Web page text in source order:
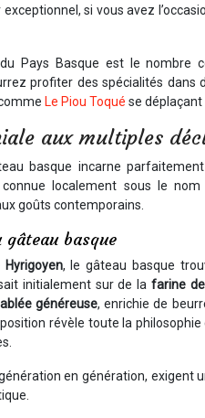
si vous avez
Pays Basque est le nombre
profiter des spécialités dans
Le Piou Toqué se déplaçant
aux multiples
basque incarne
localement sous le nom
goûts contemporains.
basque
Hyrigoyen, le gâteau basque
initialement sur de lafarine
généreuse, enrichie de
révèle toute la
en génération, exigent